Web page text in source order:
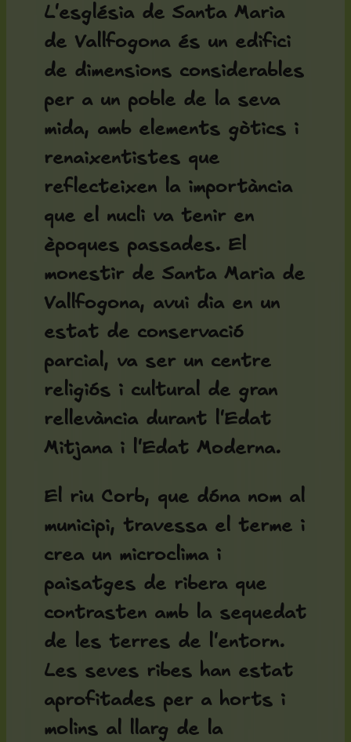
L'església de Santa Maria
de Vallfogonaés un edifici
de dimensions considerables
per a un poble de la seva
mida, amb elements gòtics i
renaixentistes que
reflecteixen la importància
que el nucli va tenir en
èpoques passades. El
monestir de Santa Maria de
Vallfogona, avui dia en un
estat de conservació
parcial, va ser un centre
religiós i cultural de gran
rellevància durant l'Edat
Mitjana i l'Edat Moderna.
El riu Corb, que dóna nom al
municipi, travessa el terme i
crea un microclima i
paisatges de ribera que
contrasten amb la sequedat
de les terres de l'entorn.
Les seves ribes han estat
aprofitades per a horts i
molins al llarg de la